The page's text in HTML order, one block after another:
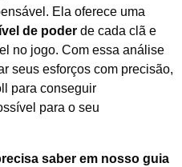
Ela oferece uma
de poder de cada clã e
no jogo. Com essa análise
seus esforços com precisão,
para conseguir
para o seu
saber em nosso guia